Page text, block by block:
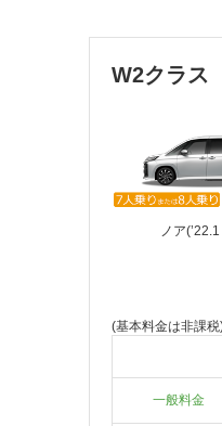
W2クラス
ノア
(基本料金は非課税
一般料金